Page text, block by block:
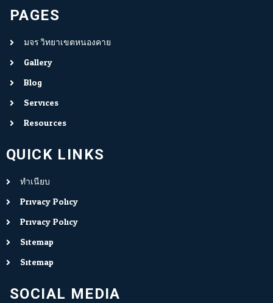
PAGES
มจร.วิทยาเขตหนองคาย
Gallery
Blog
Services
Resources
QUICK LINKS
ทำเนียบ
Privacy Policy
Privacy Policy
Sitemap
Sitemap
SOCIAL MEDIA